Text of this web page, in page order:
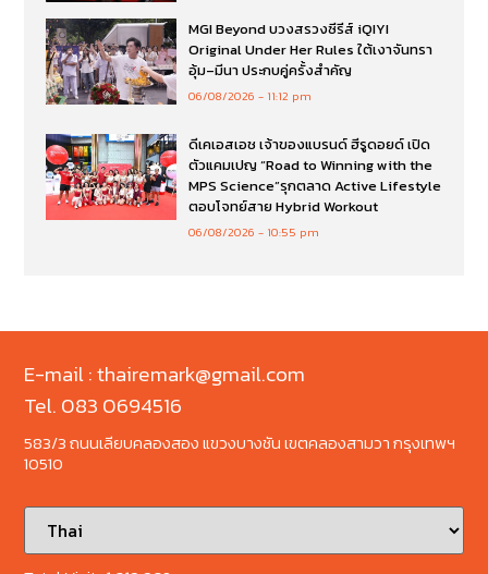
MGI Beyond บวงสรวงซีรีส์ iQIYI
Original Under Her Rules ใต้เงาจันทรา
อุ้ม–มีนา ประกบคู่ครั้งสำคัญ
06/08/2026 11:12 pm
ดีเคเอสเอช เจ้าของแบรนด์ ฮีรูดอยด์ เปิด
ตัวแคมเปญ “Road to Winning with the
MPS Science”รุกตลาด Active Lifestyle
ตอบโจทย์สาย Hybrid Workout
06/08/2026 10:55 pm
E-mail : thairemark@gmail.com
Tel. 083 0694516
583/3 ถนนเลียบคลองสอง แขวงบางชัน เขตคลองสามวา กรุงเทพฯ
10510